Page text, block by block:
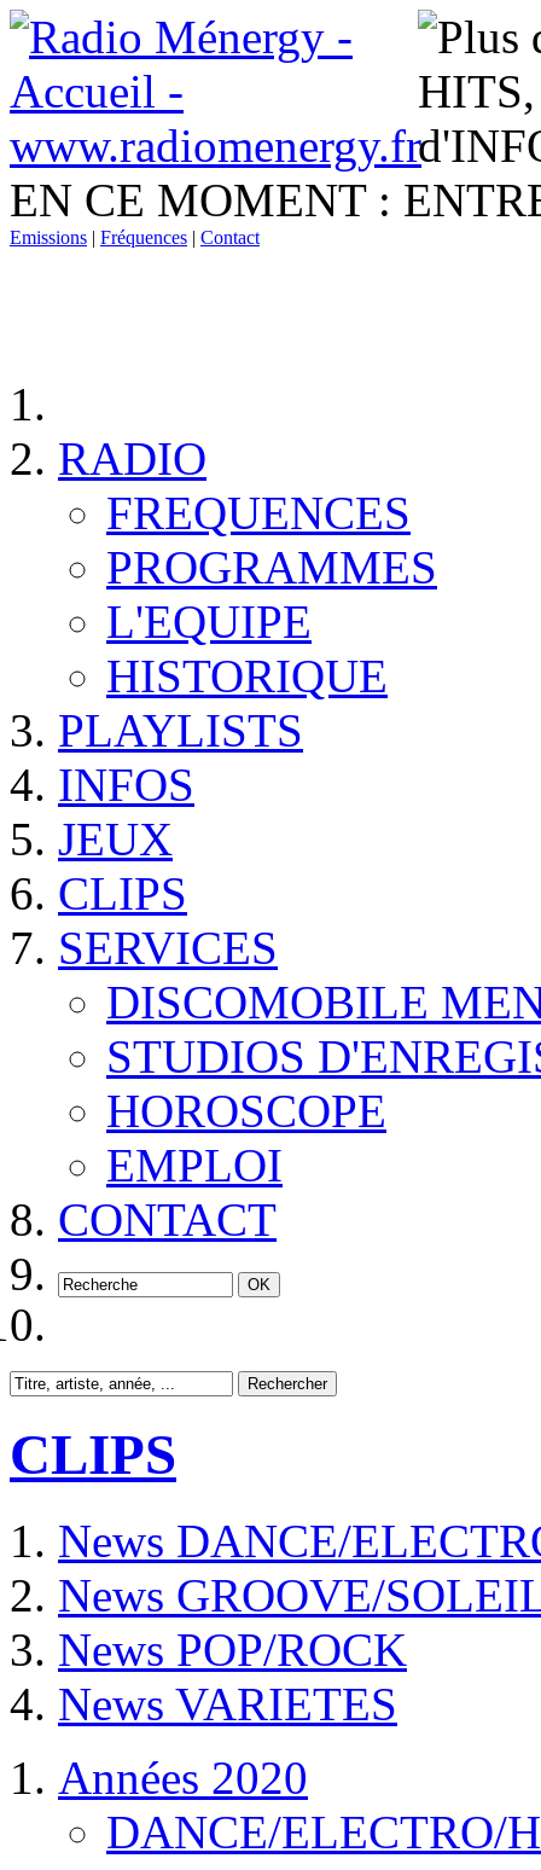
EN CE MOMENT :
Emissions | Fréquences | Contact
RADIO
FREQUENCES
PROGRAMMES
L'EQUIPE
HISTORIQUE
PLAYLISTS
INFOS
JEUX
CLIPS
SERVICES
DISCOMOBILE
STUDIOS
HOROSCOPE
EMPLOI
CONTACT
CLIPS
News DANCE/
News GROOVE/
News POP/ROCK
News VARIETES
Années 2020
DANCE/ELECTRO/